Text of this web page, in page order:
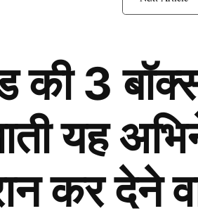
की 3
यह
कर देने